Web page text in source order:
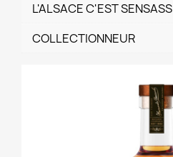
L'ALSACE C'EST SENSASS
COLLECTIONNEUR